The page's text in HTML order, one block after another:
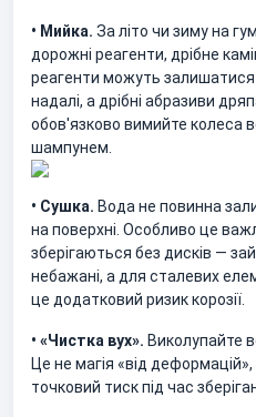
• Мийка. За літо чи зиму на
дорожні реагенти, дрібне
реагенти можуть залишатися
надалі, а дрібні абразиви
обов'язково вимийте колеса
шампунем.
• Сушка. Вода не повинна
на поверхні. Особливо це
зберігаються без дисків —
небажані, а для сталевих
це додатковий ризик корозії.
• «Чистка вух». Виколупайте
Це не магія «від деформацій»,
точковий тиск під час